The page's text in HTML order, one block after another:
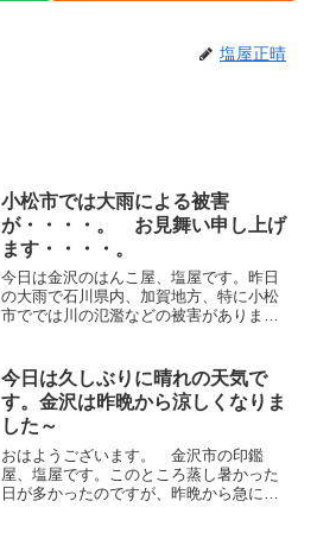
塩屋正晴
小松市では大雨による被害
が・・・・。 お見舞い申し上げ
ます・・・・。
今日は金沢のはんこ屋、塩屋です。昨日
の大雨で石川県内、加賀地方、特に小松
市ででは川の氾濫などの被害がありまし
舞い申し上げます。この異常気象は全国
的なようで、各地で雷雨によ...
今日は久しぶりに晴れの天気で
す。金沢は昨晩から涼しくなりま
した～
おはようございます。 金沢市の印鑑
屋、塩屋です。このところ蒸し暑かった
日が多かったのですが、昨晩から急に涼